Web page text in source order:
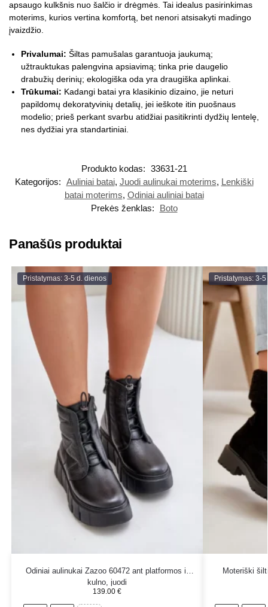
apsaugo kulkšnis nuo šalčio ir drėgmės. Tai idealus pasirinkimas
moterims, kurios vertina komfortą, bet nenori atsisakyti madingo
įvaizdžio.
Privalumai: Šiltas pamušalas garantuoja jaukumą;
užtrauktukas palengvina apsiavimą; tinka prie daugelio
drabužių derinių; ekologiška oda yra draugiška aplinkai.
Trūkumai: Kadangi batai yra klasikinio dizaino, jie neturi
papildomų dekoratyvinių detalių, jei ieškote itin puošnaus
modelio; prieš perkant svarbu atidžiai pasitikrinti dydžių lentelę,
nes dydžiai yra standartiniai.
Produkto kodas: 33631-21
Kategorijos: Auliniai batai, Juodi aulinukai moterims, Lenkiški
batai moterims, Odiniai auliniai batai
Prekės ženklas:
Boto
Panašūs produktai
Pristatymas: 3-5 d. dienos
Odiniai aulinukai Zazoo 60472 ant platformos ir
kulno, juodi
139.00 €
Pristatymas: 3-
Moteriški